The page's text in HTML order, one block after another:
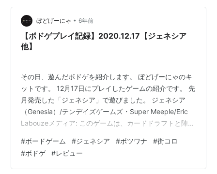
思います。 レガシーゲームの特徴は以下の通りです。 遊
べるのは一度だけ！やり直しはできない禁断のシステム
ゲームが進むとシナリオが成長し進化し…
ぼどげーにゃ • 6年前
【ボドゲプレイ記録】2020.12.17【ジェネシア
他】
その日、遊んだボドゲを紹介します。 ぼどげーにゃのキ
ットです。 12月17日にプレイしたゲームの紹介です。 先
月発売した「ジェネシア」で遊びました。 ジェネシア
（Genesia）/テンデイズゲームズ・Super Meeple/Eric
Labouzeメディア: このゲームは、カードドラフトと陣取
り、 ラウンドは、まず、6枚のカードをドラフトして、5
枚のカードを選びます。 その後3つのフェイズがありま
す。 カードにはどのフェイズで使えるカードかが書かれ
#ボードゲーム #ジェネシア #ボツワナ #街コロ
#ボドゲ #レビュー